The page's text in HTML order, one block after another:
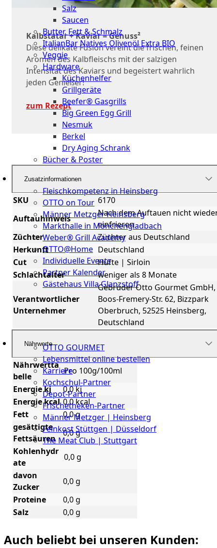
Salz
Saucen
Butter, Fett & Schmalz
ItalianBar Natives Olivenöl Extra BIO
Veggie
Hardware
Küchenhelfer
Grillgeräte
Beefer® Gasgrills
Big Green Egg Grill
Nesmuk
Berkel
Dry Aging Schrank
Bücher & Poster
Events
Fleischkompetenz in Heinsberg
OTTO on Tour
Männer Metzger Heinsberg
Markthalle in Mönchengladbach
Weber® Grill Academy
OTTO@Home
Individuelle Events
Partner Kalender
Gästehaus Villa Glanzstoff
Gutscheine
OTTO GOURMET
Lebensmittel online bestellen
Karriere
Kochschul-Partner
Depot-Partner
Frischetheken-Partner
Männer Metzger | Heinsberg
Feinkost Stüttgen | Düsseldorf
The Meat Club | Stuttgart
Geschäftskunden
Kalbstatar + Kaviar = Genuss²
Diese delikate Fusion vereint die frischen, feinen
Aromen des Kalbfleischs mit der salzigen
Intensität des Kaviars und begeistert wahrlich
jeden Genießer!
zum Rezept
Zusatzinformationen
SKU
6170
Auftauhinweis
Nach dem Auftauen nicht
einfrieren
Züchter
Züchter aus Deutschland
Herkunft
Deutschland
Cut
Hüfte | Sirloin
Schlachtalter
weniger als 8 Monate
Verantwortlicher
Unternehmer
Gebrüder Otto Gourmet GmbH,
Boos-Fremery-Str. 62, Bizzpark
Oberbruch, 52525 Heinsberg,
Deutschland
Nährwerte
Nährwertta
belle
Pro 100g/100ml
Energie kj
0,0 kj
Energie kcal 0,0 kcal
Fett
0,0 g
gesättigte
Fettsäuren
0,0 g
Kohlenhydr
ate
0,0 g
davon
Zucker
0,0 g
Proteine
0,0 g
Salz
0,0 g
Auch beliebt bei unseren Kunden: